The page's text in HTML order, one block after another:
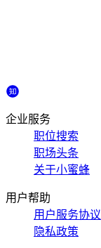
企业服务
职位搜索
职场头条
关于小蜜蜂
用户帮助
用户服务协议
隐私政策